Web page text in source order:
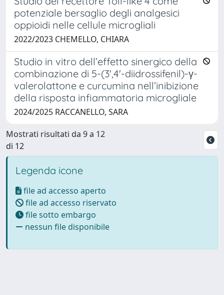
potenziale bersaglio degli analgesici
oppioidi nelle cellule microgliali
2022/2023 CHEMELLO, CHIARA
Studio in vitro dell’effetto sinergico della
combinazione di 5-(3',4'-diidrossifenil)-γ-
valerolattone e curcumina nell’inibizione
della risposta infiammatoria microgliale
2024/2025 RACCANELLO, SARA
Mostrati risultati da 9 a 12
di 12
Legenda icone
file ad accesso aperto
file ad accesso riservato
file sotto embargo
nessun file disponibile